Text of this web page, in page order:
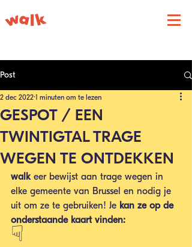
Post
GESPOT / EEN
TWINTIGTAL TRAGE
WEGEN TE ONTDEKKEN
2 dec 2022 1 minuten om te lezen
walk eer bewijst aan trage wegen in
elke gemeente van Brussel en nodig je
uit om ze te gebruiken! Je kan ze op de
onderstaande kaart vinden:
☟